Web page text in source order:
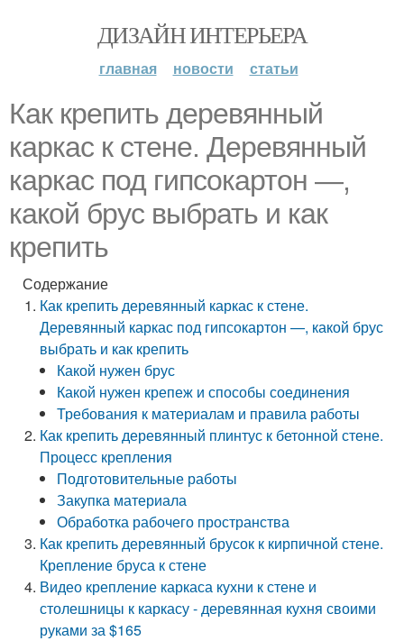
ДИЗАЙН ИНТЕРЬЕРА
главная новости статьи
Как крепить деревянный
каркас к стене. Деревянный
каркас под гипсокартон —,
какой брус выбрать и как
крепить
Содержание
Как крепить деревянный каркас к стене.
Деревянный каркас под гипсокартон —, какой брус
выбрать и как крепить
Какой нужен брус
Какой нужен крепеж и способы соединения
Требования к материалам и правила работы
Как крепить деревянный плинтус к бетонной стене.
Процесс крепления
Подготовительные работы
Закупка материала
Обработка рабочего пространства
Как крепить деревянный брусок к кирпичной стене.
Крепление бруса к стене
Видео крепление каркаса кухни к стене и
столешницы к каркасу - деревянная кухня своими
руками за $165